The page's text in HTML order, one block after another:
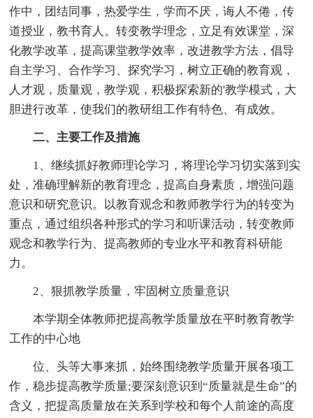
作中，团结同事，热爱学生，学而不厌，诲人不倦，传
道授业，教书育人。转变教学理念，立足有效课堂，深
化教学改革，提高课堂教学效率，改进教学方法，倡导
自主学习、合作学习、探究学习，树立正确的教育观，
人才观，质量观，教学观，积极探索新的'教学模式，大
胆进行改革，使我们的教研组工作有特色、有成效。
二、主要工作及措施
1、继续抓好教师理论学习，将理论学习切实落到实
处，准确理解新的教育理念，提高自身素质，增强问题
意识和研究意识。以教育观念和教师教学行为的转变为
重点，通过组织各种形式的学习和听课活动，转变教师
观念和教学行为、提高教师的专业水平和教育科研能
力。
2、狠抓教学质量，牢固树立质量意识
本学期全体教师把提高教学质量放在平时教育教学
工作的中心地
位、头等大事来抓，始终围绕教学质量开展各项工
作，稳步提高教学质量;要深刻意识到“质量就是生命”的
含义，把提高质量放在关系到学校和每个人前途的高度